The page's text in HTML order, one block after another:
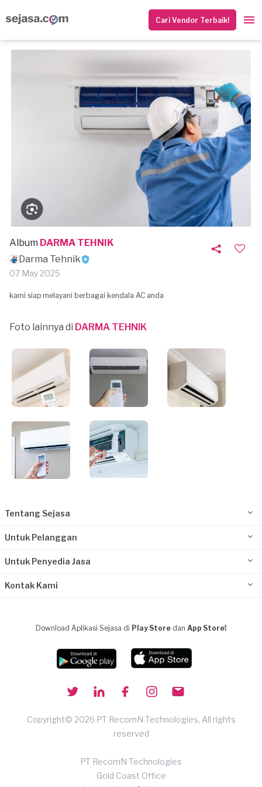
Cari Vendor Terbaik!
Album DARMA TEHNIK
Darma Tehnik
07 May 2025
kami siap melayani berbagai kendala AC anda
Foto lainnya di DARMA TEHNIK
Tentang Sejasa
Untuk Pelanggan
Untuk Penyedia Jasa
Kontak Kami
Download Aplikasi Sejasa di Play Store dan App Store!
Copyright© 2026 PT RecomN Technologies, All rights
reserved
PT RecomN Technologies
Gold Coast Office